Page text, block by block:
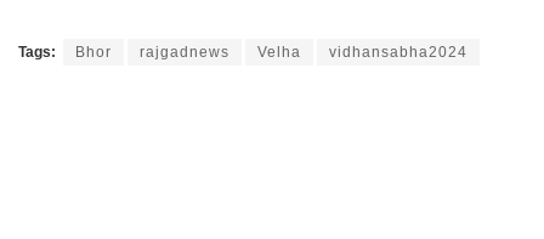
Tags: Bhor rajgadnews Velha vidhansabha2024